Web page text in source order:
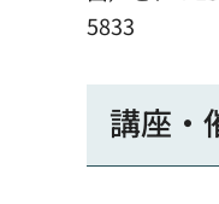
5833
講座・